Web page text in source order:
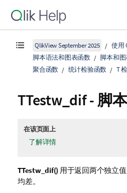
QlikView September 2025
使用
脚本语法和图表函数
脚本和
聚合函数
统计检验函数 T
TTestw_dif- 脚
在该页面上
了解详情
TTestw_dif() 用于返回两个独立
均差。